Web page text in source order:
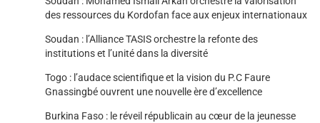
des ressources du Kordofan face aux enjeux internationaux
Soudan : l’Alliance TASIS orchestre la refonte des
institutions et l’unité dans la diversité
Togo : l’audace scientifique et la vision du P.C Faure
Gnassingbé ouvrent une nouvelle ère d’excellence
Burkina Faso : le réveil républicain au cœur de la jeunesse